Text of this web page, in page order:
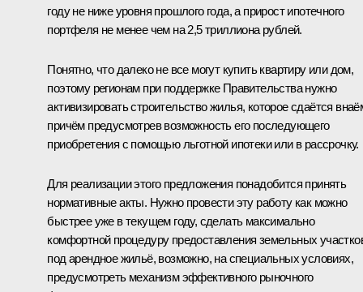
году не ниже уровня прошлого года, а прирост ипотечного
портфеля не менее чем на 2,5 триллиона рублей.
Понятно, что далеко не все могут купить квартиру или дом,
поэтому регионам при поддержке Правительства нужно
активизировать строительство жилья, которое сдаётся
причём предусмотрев возможность его последующего
приобретения с помощью льготной ипотеки или в рассрочку.
Для реализации этого предложения понадобится принять
нормативные акты. Нужно провести эту работу как можно
быстрее уже в текущем году, сделать максимально
комфортной процедуру предоставления земельных
под арендное жильё, возможно, на специальных условиях,
предусмотреть механизм эффективного рыночного